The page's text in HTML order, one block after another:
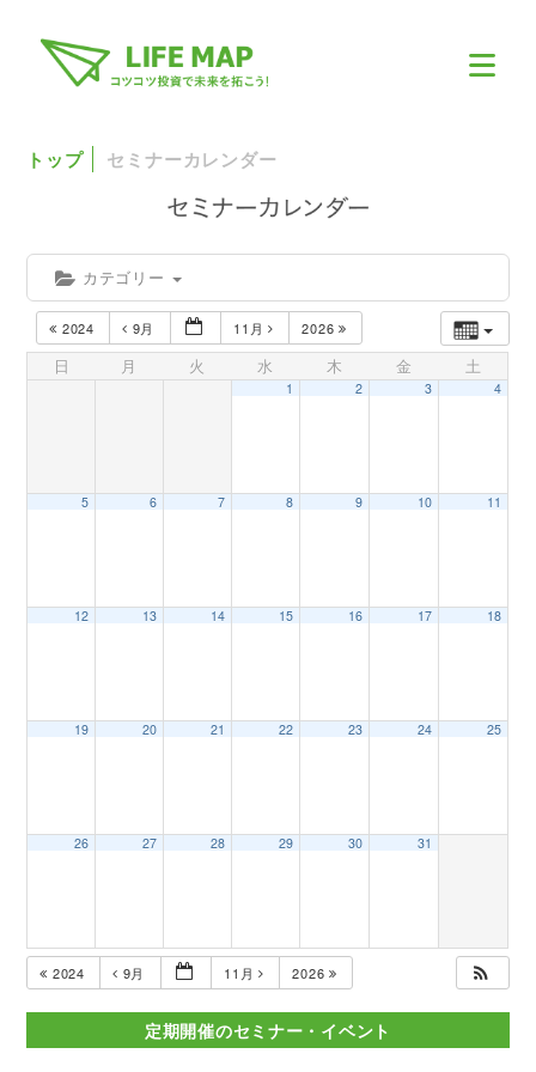
トップ セミナーカレンダー
カテゴリー
2024 9月 11月 2026
日 月 火 水 木 金 土
1 2 3 4
5 6 7 8 9 10 11
12 13 14 15 16 17 18
19 20 21 22 23 24 25
26 27 28 29 30 31
2024 9月 11月 2026
定期開催のセミナー・イベント